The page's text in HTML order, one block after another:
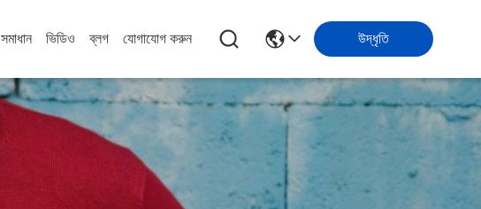
সমাধান ভিডিও ব্লগ যোগাযোগ করুন উদ্ধৃতি